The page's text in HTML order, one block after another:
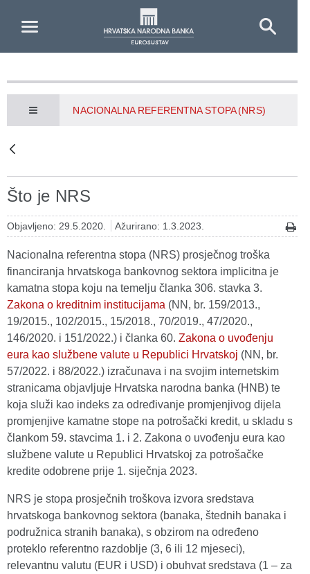
NACIONALNA REFERENTNA STOPA (NRS)
Što je NRS
Objavljeno: 29.5.2020. Ažurirano: 1.3.2023.
Nacionalna referentna stopa (NRS) prosječnog troška
financiranja hrvatskoga bankovnog sektora implicitna je
kamatna stopa koju na temelju članka 306. stavka 3.
Zakona o kreditnim institucijama (NN, br. 159/2013.,
19/2015., 102/2015., 15/2018., 70/2019., 47/2020.,
146/2020. i 151/2022.) i članka 60. Zakona o uvođenju
eura kao službene valute u Republici Hrvatskoj (NN, br.
57/2022. i 88/2022.) izračunava i na svojim internetskim
stranicama objavljuje Hrvatska narodna banka (HNB) te
koja služi kao indeks za određivanje promjenjivog dijela
promjenjive kamatne stope na potrošački kredit, u skladu s
člankom 59. stavcima 1. i 2. Zakona o uvođenju eura kao
službene valute u Republici Hrvatskoj za potrošačke
kredite odobrene prije 1. siječnja 2023.
NRS je stopa prosječnih troškova izvora sredstava
hrvatskoga bankovnog sektora (banaka, štednih banaka i
podružnica stranih banaka), s obzirom na određeno
proteklo referentno razdoblje (3, 6 ili 12 mjeseci),
relevantnu valutu (EUR i USD) i obuhvat sredstava (1 – za